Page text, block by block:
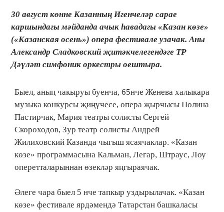
30 август көнне Казанның Игенчеләр сарае
каршындагы мәйданда ачык һавадагы «Казан көзе»
(«Казанская осень») опера фестивале узачак. Аны
Александр Сладковский җитәкчелегендәге ТР
Дәүләт симфоник оркестры оештыра.
Быел, аның чакыруы буенча, 65нче Женева халыкара
музыка конкурсы җиңүчесе, опера җырчысы Полина
Пастирчак, Мария театры солисты Сергей
Скороходов, Зур театр солисты Андрей
Жилиховский Казанда чыгыш ясаячаклар. «Казан
көзе» программасына Кальман, Легар, Штраус, Лоу
оперетталарыннан өзекләр яңгыраячак.
Әлеге чара быел 5 нче тапкыр уздырылачак. «Казан
көзе» фестивале ярдәмендә Татарстан башкаласы